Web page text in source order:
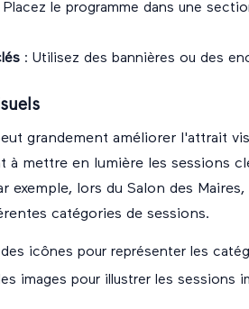
Placez le programme dans une
: Utilisez des bannières ou des
grandement améliorer l'attrait
à mettre en lumière les sessions
exemple, lors du Salon des
catégories de sessions.
icônes pour représenter les
images pour illustrer les sessions